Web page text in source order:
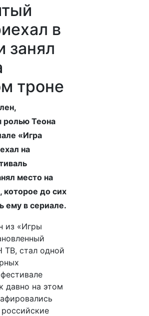
в
занял
троне
ролью Теона
«Игра
на
место на
которое до сих
ему в сериале.
из «Игры
ТВ, стал одной
давно на этом